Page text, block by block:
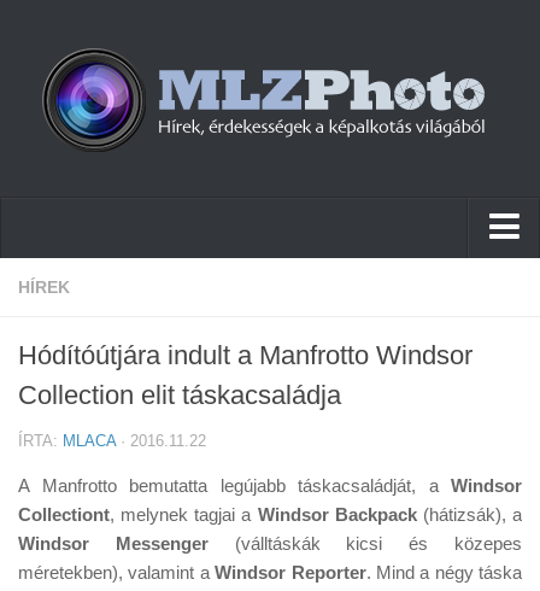
Hírek
Cikkek
Tudástár
Tanácsok
HÍREK
Hódítóútjára indult a Manfrotto Windsor
Collection elit táskacsaládja
ÍRTA: MLACA· 2016.11.22
A Manfrotto bemutatta legújabb táskacsaládját, a Windsor
Collectiont, melynek tagjai a Windsor Backpack(hátizsák), a
Windsor Messenger(válltáskák kicsi és közepes
méretekben), valamint aWindsor Reporter. Mind a négy táska